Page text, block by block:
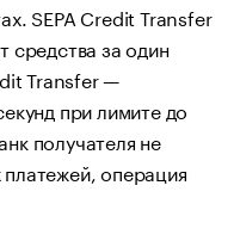
SEPA Credit Transfer
средства за один
Transfer —
при лимите до
получателя не
операция